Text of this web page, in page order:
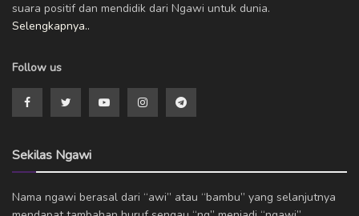
suara positif dan mendidik dari Ngawi untuk dunia.
Selengkapnya..
Follow us
Sekilas Ngawi
Nama ngawi berasal dari “awi” atau “bambu” yang selanjutnya